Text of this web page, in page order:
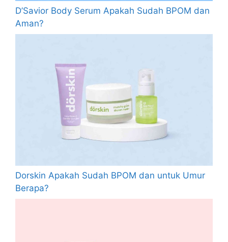
D’Savior Body Serum Apakah Sudah BPOM dan
Aman?
Dorskin Apakah Sudah BPOM dan untuk Umur
Berapa?